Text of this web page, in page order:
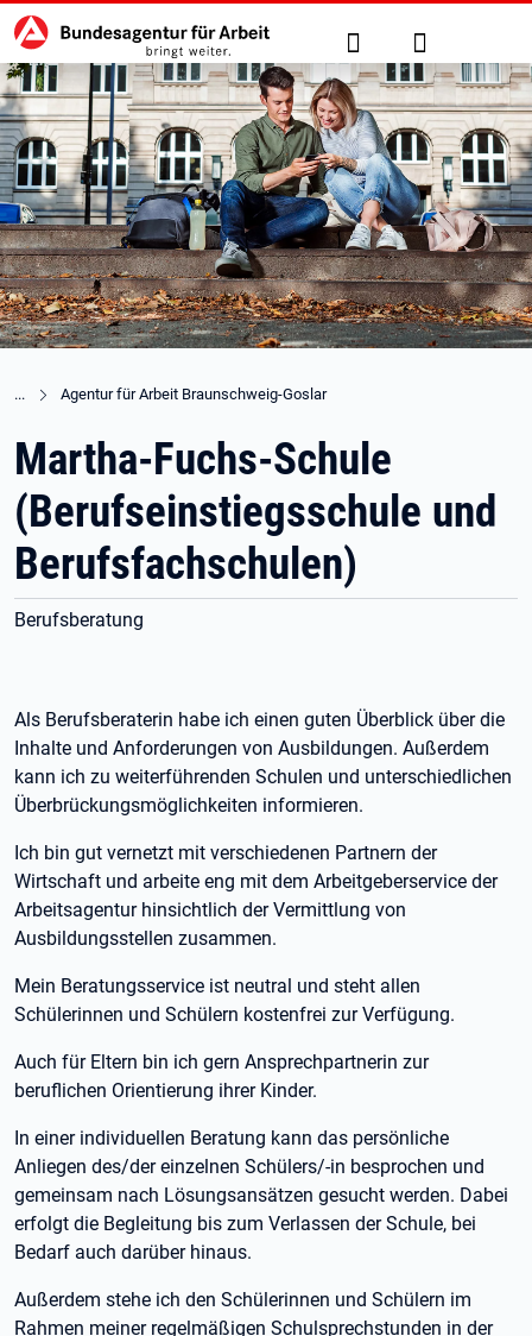
zu den Hauptinhalten springen
Hauptnavigation Suche Anmelden
Agentur für Arbeit Braunschweig-Goslar
Martha-Fuchs-Schule
(Berufseinstiegsschule und
Berufsfachschulen)
Berufsberatung
Als Berufsberaterin habe ich einen guten Überblick über die
Inhalte und Anforderungen von Ausbildungen. Außerdem
kann ich zu weiterführenden Schulen und unterschiedlichen
Überbrückungsmöglichkeiten informieren.
Ich bin gut vernetzt mit verschiedenen Partnern der
Wirtschaft und arbeite eng mit dem Arbeitgeberservice der
Arbeitsagentur hinsichtlich der Vermittlung von
Ausbildungsstellen zusammen.
Mein Beratungsservice ist neutral und steht allen
Schülerinnen und Schülern kostenfrei zur Verfügung.
Auch für Eltern bin ich gern Ansprechpartnerin zur
beruflichen Orientierung ihrer Kinder.
In einer individuellen Beratung kann das persönliche
Anliegen des/der einzelnen Schülers/-in besprochen und
gemeinsam nach Lösungsansätzen gesucht werden. Dabei
erfolgt die Begleitung bis zum Verlassen der Schule, bei
Bedarf auch darüber hinaus.
Außerdem stehe ich den Schülerinnen und Schülern im
Rahmen meiner regelmäßigen Schulsprechstunden in der